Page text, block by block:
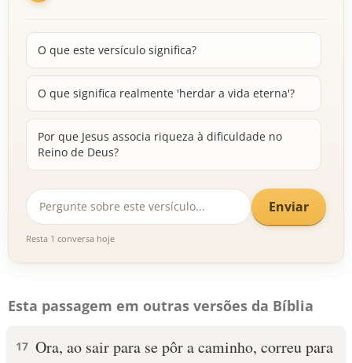
O que este versículo significa?
O que significa realmente 'herdar a vida eterna'?
Por que Jesus associa riqueza à dificuldade no
Reino de Deus?
Enviar
Resta 1 conversa hoje
Esta passagem em outras versões da Bíblia
17 Ora, ao sair para se pôr a caminho, correu para